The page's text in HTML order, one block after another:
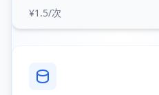
¥1.5/次